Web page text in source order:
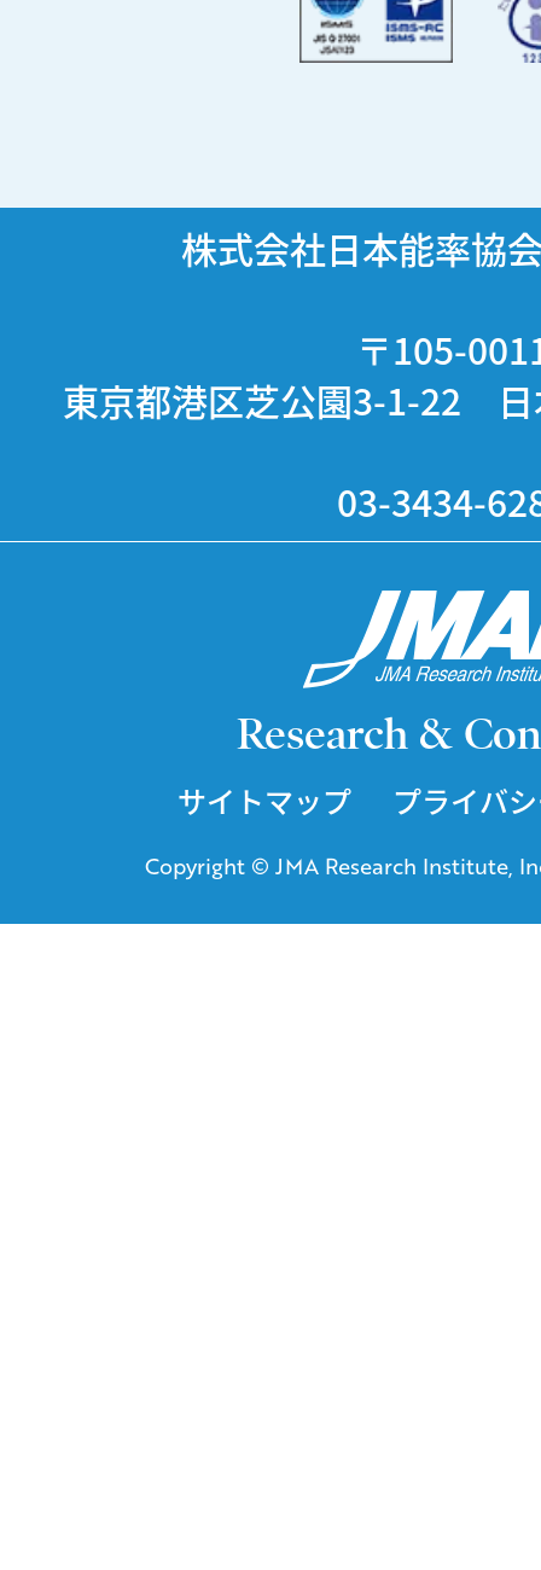
株式会社日本能率協
〒105-
東京都港区芝公園3-1-22 日
03-3434-
Research &
サイトマップ プライバ
Copyright © JMA Research Institute,